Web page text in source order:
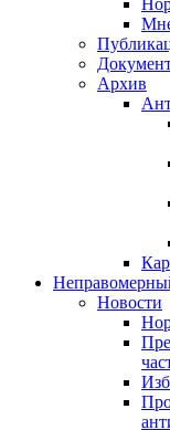
Архив
Новости